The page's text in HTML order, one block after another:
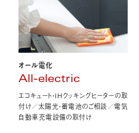
オール電化
All-electric
エコキュート・IHクッキングヒーターの取
付け／太陽光・蓄電池のご相談／電気
自動車充電設備の取付け